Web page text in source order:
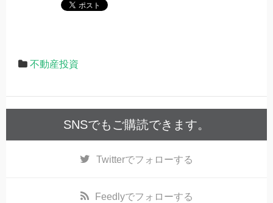
不動産投資
SNSでもご購読できます。
Twitterでフォローする
Feedlyでフォローする